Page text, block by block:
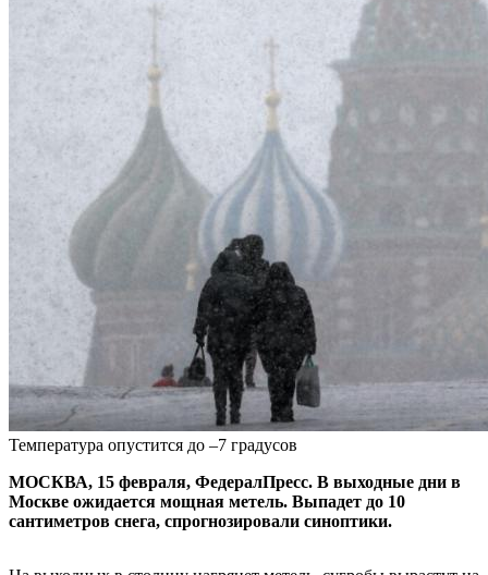
Температура опустится до –7 градусов
МОСКВА, 15 февраля, ФедералПресс. В выходные дни в
Москве ожидается мощная метель. Выпадет до 10
сантиметров снега, спрогнозировали синоптики.